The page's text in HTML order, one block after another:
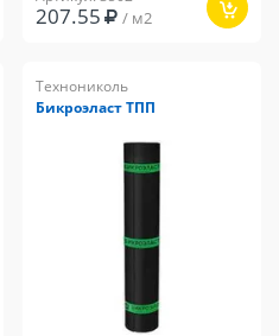
207.55 / м2
Технониколь
Бикроэласт ТПП